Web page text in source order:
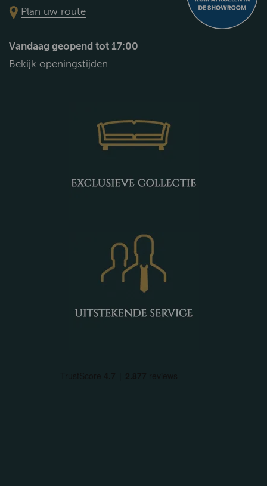
Plan uw route
Vandaag geopend tot 17:00
Bekijk openingstijden